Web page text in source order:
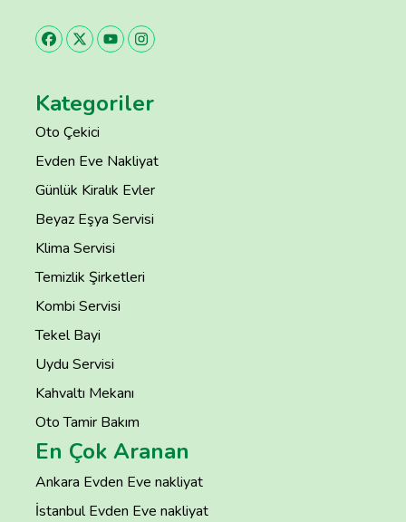
Kategoriler
Oto Çekici
Evden Eve Nakliyat
Günlük Kiralık Evler
Beyaz Eşya Servisi
Klima Servisi
Temizlik Şirketleri
Kombi Servisi
Tekel Bayi
Uydu Servisi
Kahvaltı Mekanı
Oto Tamir Bakım
En Çok Aranan
Ankara Evden Eve nakliyat
İstanbul Evden Eve nakliyat